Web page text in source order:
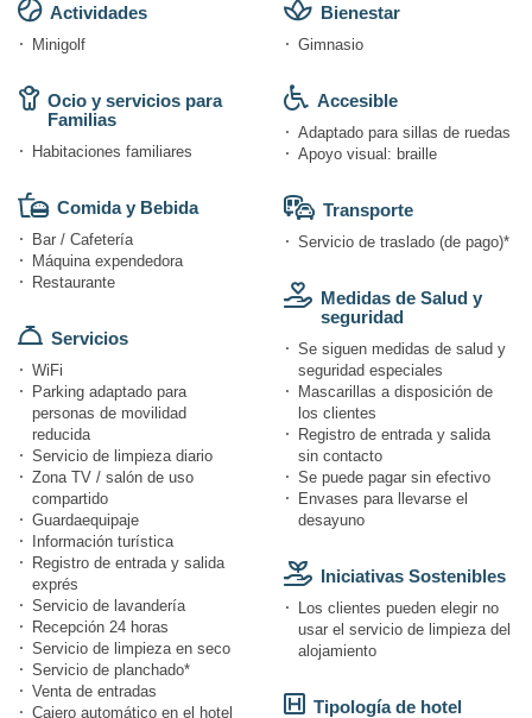
Actividades
Minigolf
Ocio y servicios para
Familias
Habitaciones familiares
Comida y Bebida
Bar / Cafetería
Máquina expendedora
Restaurante
Servicios
WiFi
Parking adaptado para
personas de movilidad
reducida
Servicio de limpieza diario
Zona TV / salón de uso
compartido
Guardaequipaje
Información turística
Registro de entrada y salida
exprés
Servicio de lavandería
Recepción 24 horas
Servicio de limpieza en seco
Servicio de planchado*
Venta de entradas
Cajero automático en el hotel
Bienestar
Gimnasio
Accesible
Adaptado para sillas de ruedas
Apoyo visual: braille
Transporte
Servicio de traslado (de pago)*
Medidas de Salud y
seguridad
Se siguen medidas de salud y
seguridad especiales
Mascarillas a disposición de
los clientes
Registro de entrada y salida
sin contacto
Se puede pagar sin efectivo
Envases para llevarse el
desayuno
Iniciativas Sostenibles
Los clientes pueden elegir no
usar el servicio de limpieza del
alojamiento
Tipología de hotel